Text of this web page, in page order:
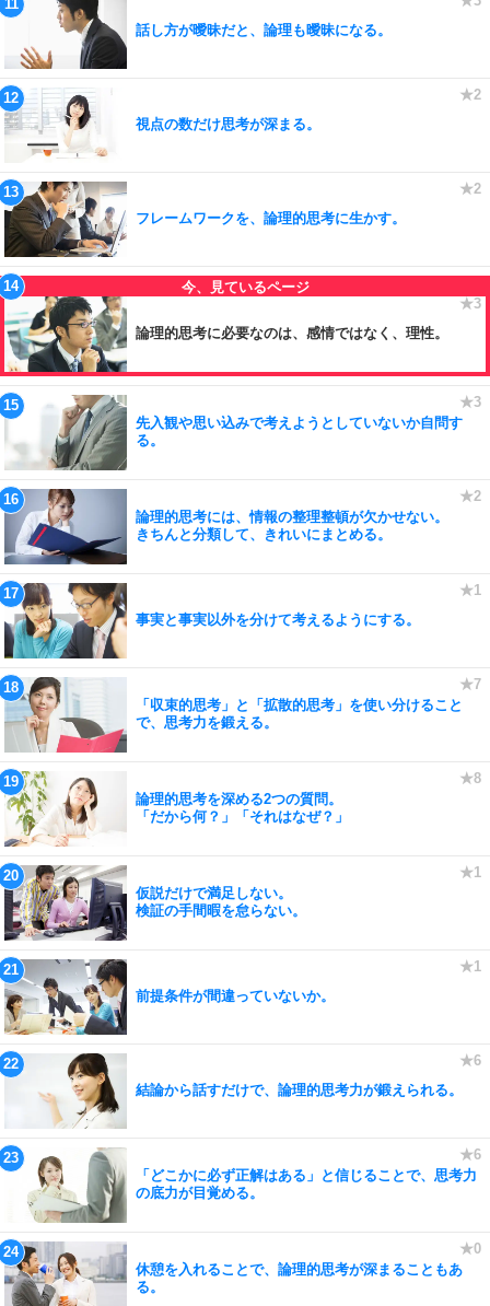
話し方が曖昧だと、論理も曖昧になる。
視点の数だけ思考が深まる。
フレームワークを、論理的思考に生かす。
論理的思考に必要なのは、感情ではなく、理性。
先入観や思い込みで考えようとしていないか自問す
る。
論理的思考には、情報の整理整頓が欠かせない。
きちんと分類して、きれいにまとめる。
事実と事実以外を分けて考えるようにする。
「収束的思考」と「拡散的思考」を使い分けること
で、思考力を鍛える。
論理的思考を深める2つの質問。
「だから何？」「それはなぜ？」
仮説だけで満足しない。
検証の手間暇を怠らない。
前提条件が間違っていないか。
結論から話すだけで、論理的思考力が鍛えられる。
「どこかに必ず正解はある」と信じることで、思考力
の底力が目覚める。
休憩を入れることで、論理的思考が深まることもあ
る。